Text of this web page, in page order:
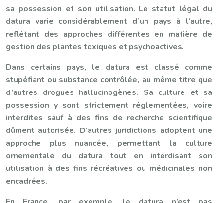
sa possession et son utilisation. Le statut légal du
datura varie considérablement d’un pays à l’autre,
reflétant des approches différentes en matière de
gestion des plantes toxiques et psychoactives.
Dans certains pays, le datura est classé comme
stupéfiant ou substance contrôlée, au même titre que
d’autres drogues hallucinogènes. Sa culture et sa
possession y sont strictement réglementées, voire
interdites sauf à des fins de recherche scientifique
dûment autorisée. D’autres juridictions adoptent une
approche plus nuancée, permettant la culture
ornementale du datura tout en interdisant son
utilisation à des fins récréatives ou médicinales non
encadrées.